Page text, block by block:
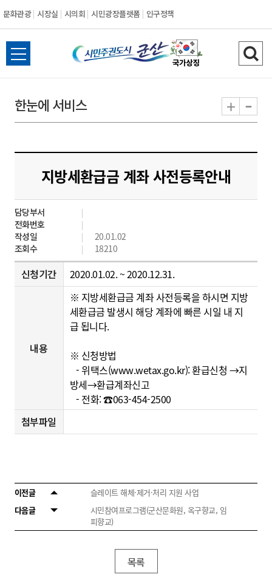
문화관광 시장실 시의회 시민광장플랫폼 인구정책
시
민
도
시
전
체
뉴
열
검
색
기
한눈에 서비스 + -
지방세환급금 계좌 사전등록안내
담당부서
전화번호
작성일
20.01.02
조회수
18210
신청기간 2020.01.02. ~ 2020.12.31.
내용
※ 지방세환급금 계좌 사전등록을 하시면 지방
세환급금 발생시 해당 계좌에 빠른 시일 내 지
급 됩니다.
※ 신청방법
- 위택스(www.wetax.go.kr): 환급신청 →지
방세→환급계좌신고
- 전화: ☎063-454-2500
첨부파일
이전글
슬레이트 해체·제거·처리 지원 사업
다음글
시민참여프로그램(군산문화원, 옥구향교, 임
피향교)
목록